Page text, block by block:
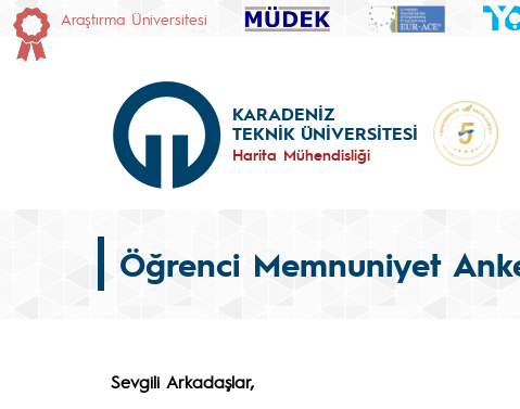
Araştırma Üniversitesi
KARADENİZ
TEKNİK ÜNİVERSİTESİ
Harita Mühendisliği
Öğrenci Memnuniyet
Sevgili Arkadaşlar,